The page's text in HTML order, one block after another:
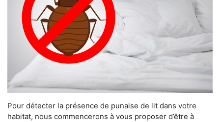
Pour détecter la présence de punaise de lit dans votre
habitat, nous commencerons à vous proposer d’être à